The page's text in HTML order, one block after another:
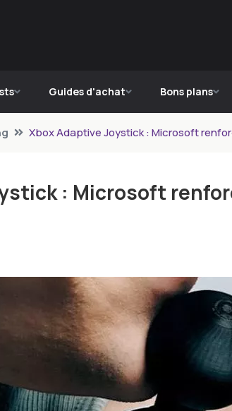
Guides d'achat Bons plans
Xbox Adaptive Joystick : Microsoft
: Microsoft